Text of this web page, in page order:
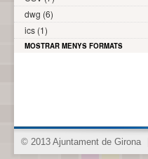
dwg (6)
ics (1)
MOSTRAR MENYS FORMATS
© 2013 Ajuntament de Girona